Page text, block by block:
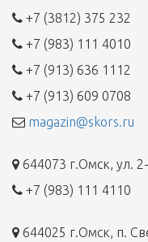
+7 (3812) 375 232
+7 (983) 111 4010
+7 (913) 636 1112
+7 (913) 609 0708
magazin@skors.ru
644073 г.Омск, ул.
+7 (983) 111 4110
644025 г.Омск, п.